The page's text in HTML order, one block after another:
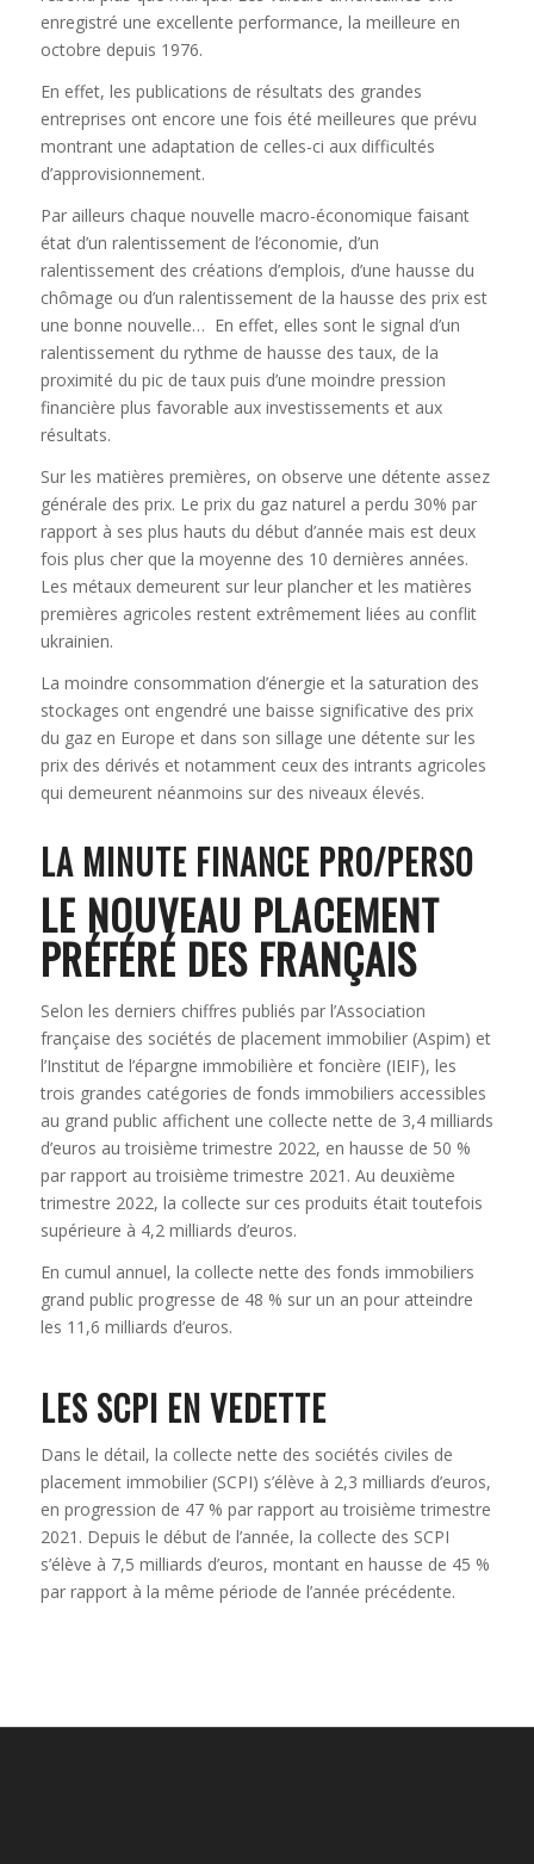
enregistré une excellente performance, la meilleure en
octobre depuis 1976.
En effet, les publications de résultats des grandes
entreprises ont encore une fois été meilleures que prévu
montrant une adaptation de celles-ci aux difficultés
d’approvisionnement.
Par ailleurs chaque nouvelle macro-économique faisant
état d’un ralentissement de l’économie, d’un
ralentissement des créations d’emplois, d’une hausse du
chômage ou d’un ralentissement de la hausse des prix est
une bonne nouvelle… En effet, elles sont le signal d’un
ralentissement du rythme de hausse des taux, de la
proximité du pic de taux puis d’une moindre pression
financière plus favorable aux investissements et aux
résultats.
Sur les matières premières, on observe une détente assez
générale des prix. Le prix du gaz naturel a perdu 30% par
rapport à ses plus hauts du début d’année mais est deux
fois plus cher que la moyenne des 10 dernières années.
Les métaux demeurent sur leur plancher et les matières
premières agricoles restent extrêmement liées au conflit
ukrainien.
La moindre consommation d’énergie et la saturation des
stockages ont engendré une baisse significative des prix
du gaz en Europe et dans son sillage une détente sur les
prix des dérivés et notamment ceux des intrants agricoles
qui demeurent néanmoins sur des niveaux élevés.
LA MINUTE FINANCE PRO/PERSO
LE NOUVEAU PLACEMENT
PRÉFÉRÉ DES FRANÇAIS
Selon les derniers chiffres publiés par l’Association
française des sociétés de placement immobilier (Aspim) et
l’Institut de l’épargne immobilière et foncière (IEIF), les
trois grandes catégories de fonds immobiliers accessibles
au grand public affichent une collecte nette de 3,4 milliards
d’euros au troisième trimestre 2022, en hausse de 50 %
par rapport au troisième trimestre 2021. Au deuxième
trimestre 2022, la collecte sur ces produits était toutefois
supérieure à 4,2 milliards d’euros.
En cumul annuel, la collecte nette des fonds immobiliers
grand public progresse de 48 % sur un an pour atteindre
les 11,6 milliards d’euros.
LES SCPI EN VEDETTE
Dans le détail, la collecte nette des sociétés civiles de
placement immobilier (SCPI) s’élève à 2,3 milliards d’euros,
en progression de 47 % par rapport au troisième trimestre
2021. Depuis le début de l’année, la collecte des SCPI
s’élève à 7,5 milliards d’euros, montant en hausse de 45 %
par rapport à la même période de l’année précédente.